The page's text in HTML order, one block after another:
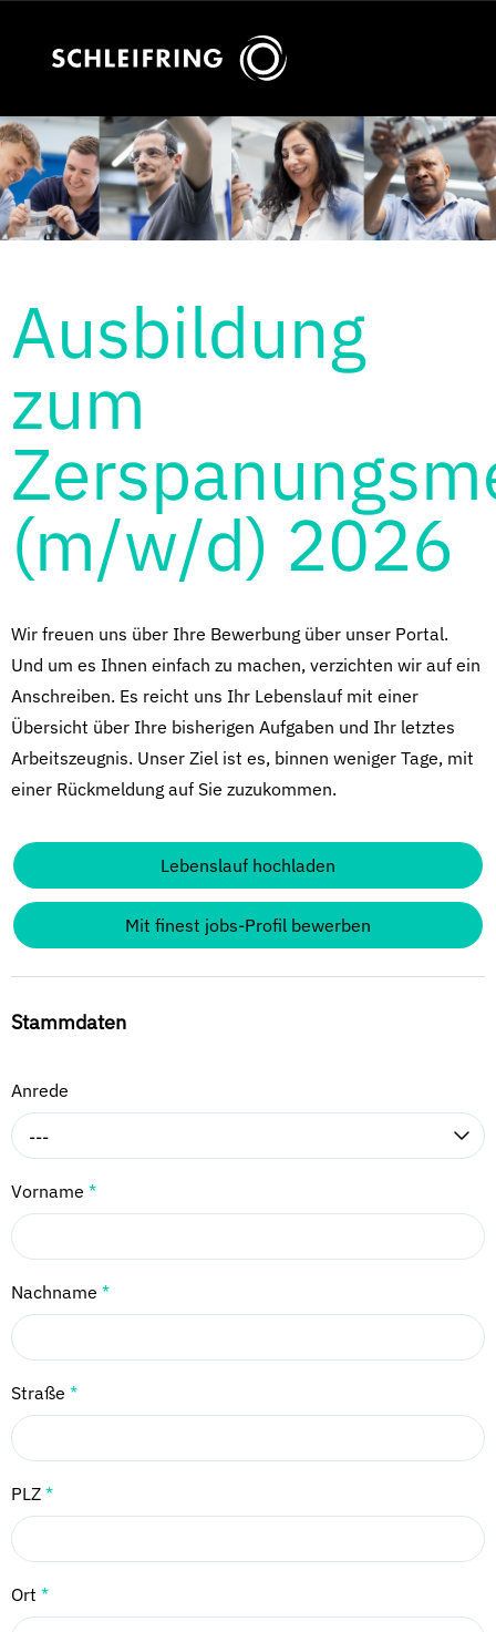
Ausbildung
zum
(m/w/d) 2026
Wir freuen uns über Ihre Bewerbung über unser Portal.
Und um es Ihnen einfach zu machen, verzichten wir auf ein
Anschreiben. Es reicht uns Ihr Lebenslauf mit einer
Übersicht über Ihre bisherigen Aufgaben und Ihr letztes
Arbeitszeugnis. Unser Ziel ist es, binnen weniger Tage, mit
einer Rückmeldung auf Sie zuzukommen.
Lebenslauf hochladen
Mit finest jobs-Profil bewerben
Stammdaten
Anrede
---
Vorname *
Nachname *
Straße *
PLZ *
Ort *